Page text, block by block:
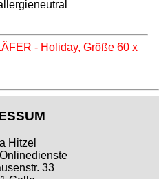
- Holiday, Größe 60 x
Hitzel
33